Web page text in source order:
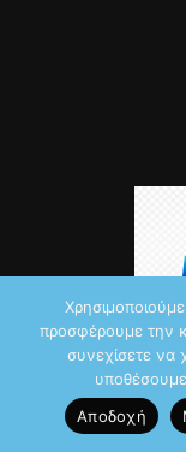
προσφέρουμε την
συνεχίσετε να
υποθέσουμε
Αποδοχή